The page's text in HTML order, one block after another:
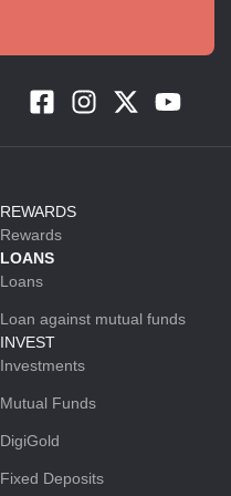
REWARDS
Rewards
LOANS
Loans
Loan against mutual funds
INVEST
Investments
Mutual Funds
DigiGold
Fixed Deposits